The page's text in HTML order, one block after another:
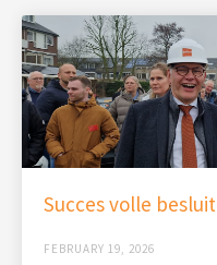
Succes volle
FEBRUARY 19, 2026